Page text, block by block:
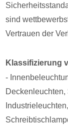
sind
Vertrauen der
Klassifizierung
-